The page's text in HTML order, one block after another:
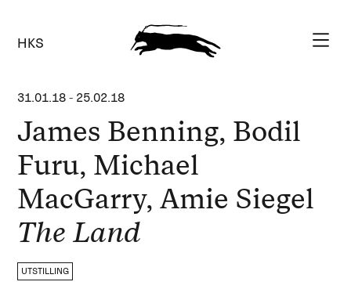
HKS
31.01.18 - 25.02.18
James Benning, Bodil
Furu, Michael
MacGarry, Amie Siegel
The Land
UTSTILLING